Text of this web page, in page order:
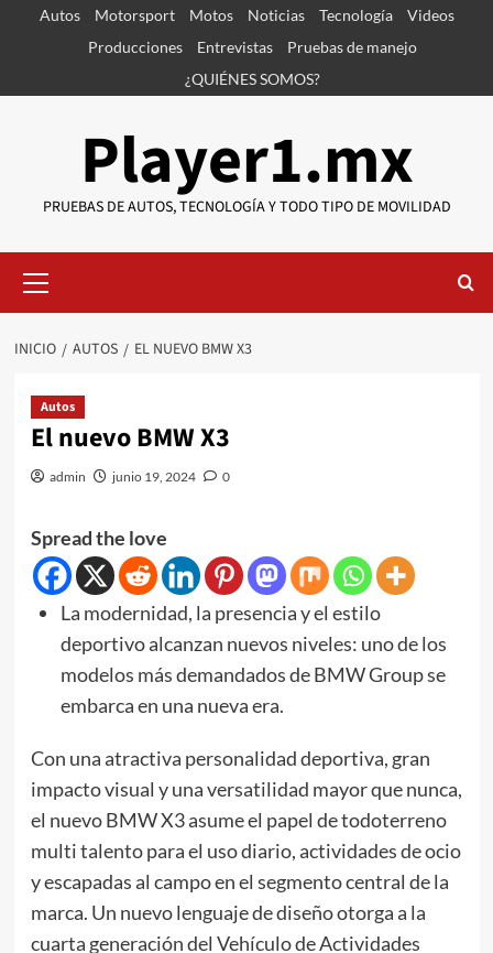
SaltarAutos Motorsport Motos Noticias Tecnología
Videos
Producciones
Entrevistas
Pruebas de manejo
¿QUIÉNES SOMOS?
Player1.mx
PRUEBAS DE AUTOS, TECNOLOGÍA Y TODO TIPO DE MOVILIDAD
primario
INICIO AUTOS EL NUEVO BMW X3
Autos
El nuevo BMW X3
admin junio 19, 2024 0
Spread the love
La modernidad, la presencia y el estilo
deportivo alcanzan nuevos niveles: uno de los
modelos más demandados de BMW Group se
embarca en una nueva era.
Con una atractiva personalidad deportiva, gran
impacto visual y una versatilidad mayor que nunca,
el nuevo BMW X3 asume el papel de todoterreno
multi talento para el uso diario, actividades de ocio
y escapadas al campo en el segmento central de la
marca. Un nuevo lenguaje de diseño otorga a la
cuarta generación del Vehículo de Actividades